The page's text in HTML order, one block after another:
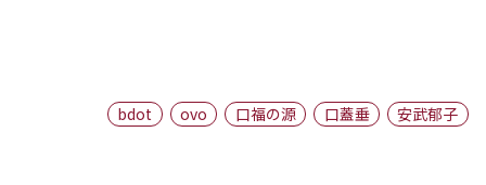
bdot ovo 口福の源 口蓋垂 安武郁子